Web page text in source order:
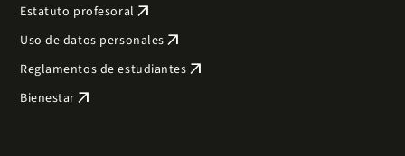
Estatuto profesoral arrow_outward
Uso de datos personales arrow_outward
Reglamentos de estudiantes arrow_outward
Bienestar arrow_outward